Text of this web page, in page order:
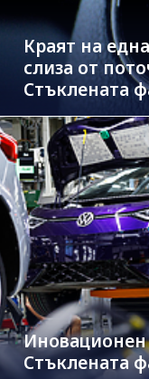
Краят на
слиза от
Стъклената
Иновационен
Стъклената